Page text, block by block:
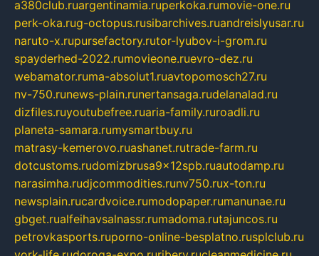
a380club.ruargentinamia.ruperkoka.rumovie-one.ru
perk-oka.rug-octopus.rusibarchives.ruandreislyusar.ru
naruto-x.rupursefactory.rutor-lyubov-i-grom.ru
spayderhed-2022.rumovieone.ruevro-dez.ru
webamator.ruma-absolut1.ruavtopomosch27.ru
nv-750.runews-plain.runertansaga.rudelanalad.ru
dizfiles.ruyoutubefree.ruaria-family.ruroadli.ru
planeta-samara.rumysmartbuy.ru
matrasy-kemerovo.ruashanet.rutrade-farm.ru
dotcustoms.rudomizbrusa9x12spb.ruautodamp.ru
narasimha.rudjcommodities.runv750.rux-ton.ru
newsplain.rucardvoice.rumodopaper.rumanunae.ru
gbget.rualfeihavsalnassr.rumadoma.rutajuncos.ru
petrovkasports.ruporno-online-besplatno.rusplclub.ru